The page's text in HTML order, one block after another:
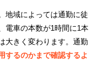
地域によっては通勤に徒
電車の本数が1時間に1本
大きく変わります。通勤
するのかまで確認するよ